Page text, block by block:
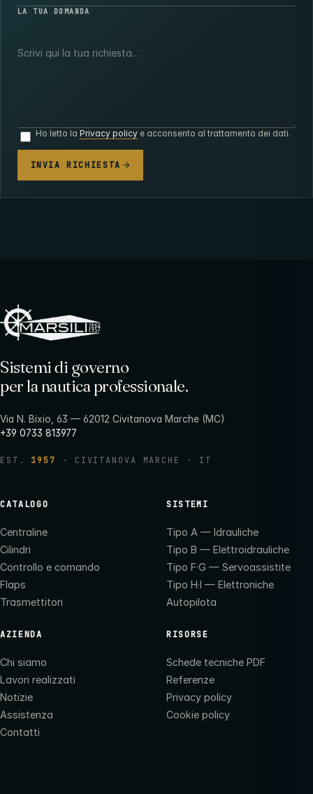
LA TUA DOMANDA
Ho letto la Privacy policye acconsento al trattamento dei dati.
INVIA RICHIESTA
Sistemi di governo
per la nautica professionale.
Via N. Bixio, 63 — 62012 Civitanova Marche (MC)
+39 0733 813977
EST. 1957 · CIVITANOVA MARCHE · IT
CATALOGO
Centraline
Cilindri
Controllo e comando
Flaps
Trasmettitori
SISTEMI
Tipo A — Idrauliche
Tipo B — Elettroidrauliche
Tipo F·G — Servoassistite
Tipo H·I — Elettroniche
Autopilota
AZIENDA
Chi siamo
Lavori realizzati
Notizie
Assistenza
Contatti
RISORSE
Schede tecniche PDF
Referenze
Privacy policy
Cookie policy